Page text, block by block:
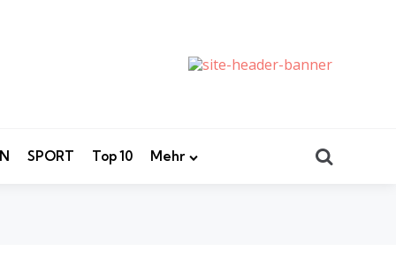
SPORT Top 10 Mehr